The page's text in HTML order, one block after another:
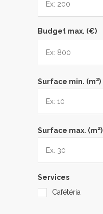
Budget max. (€)
Surface min. (m2)
Surface max. (m2)
Services
Cafétéria